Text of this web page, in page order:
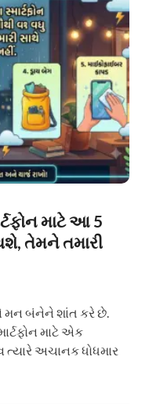
માટે આ 5
તેમને તમારી
મન બંનેને શાંત કરે છે.
માટે એક
અચાનક ધોધમાર